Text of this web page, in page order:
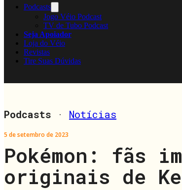
Podcasts
Jogo Véio Podcast
TV de Tubo Podcast
Seja Apoiador
Loja do Véio
Revistas
Tire Suas Dúvidas
Podcasts · Notícias
5 de setembro de 2023
Pokémon: fãs
originais de